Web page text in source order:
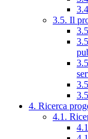
3.5. Il
4. Ricerca
4.1.